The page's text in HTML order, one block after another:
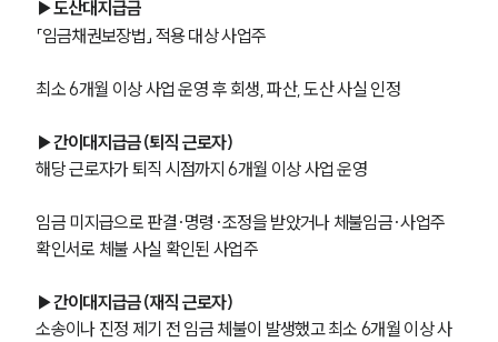
▶도산대지급금
「임금채권보장법」 적용 대상 사업주
최소 6개월 이상 사업 운영 후 회생, 파산, 도산 사실 인정
▶간이대지급금(퇴직 근로자)
해당 근로자가 퇴직 시점까지 6개월 이상 사업 운영
임금 미지급으로 판결·명령·조정을 받았거나 체불임금·사업주
확인서로 체불 사실 확인된 사업주
▶간이대지급금(재직 근로자)
소송이나 진정 제기 전 임금 체불이 발생했고 최소 6개월 이상 사